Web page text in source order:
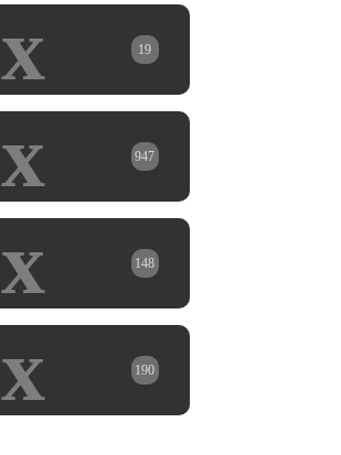
x 19
x 947
x 148
x 190